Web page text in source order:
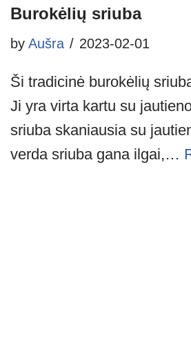
Burokėlių sriuba
by Aušra 2023-02-01
Ši tradicinė burokėlių
Ji yra virta kartu su
sriuba skaniausia su
verda sriuba gana ilgai,…